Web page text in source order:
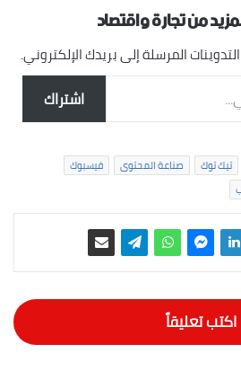
من تجارة واقتصاد
المرسلة إلى بريدك الإلكتروني.
اشتراك
تيك توك صناعة المحتوى
فيسبوك
اكتب تعليقاً